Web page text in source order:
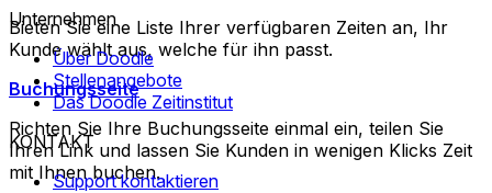
Bieten Sie eine Liste Ihrer verfügbaren Zeiten an, Ihr
Kunde wählt aus, welche für ihn passt.
Buchungsseite
Richten Sie Ihre Buchungsseite einmal ein, teilen Sie
Ihren Link und lassen Sie Kunden in wenigen Klicks Zeit
mit Ihnen buchen.
Unternehmen
Über Doodle
Stellenangebote
Das Doodle Zeitinstitut
KONTAKT
Support kontaktieren